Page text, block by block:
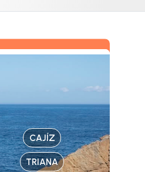
CAJÍZ
TRIANA